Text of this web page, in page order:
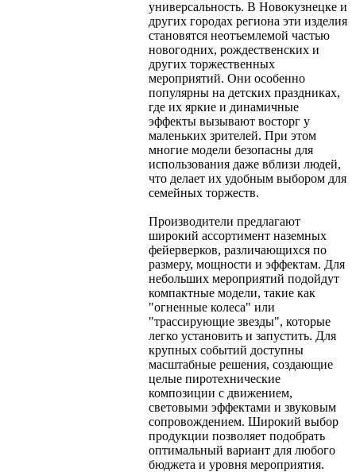
универсальность. В Новокузнецке и
других городах региона эти изделия
становятся неотъемлемой частью
новогодних, рождественских и
других торжественных
мероприятий. Они особенно
популярны на детских праздниках,
где их яркие и динамичные
эффекты вызывают восторг у
маленьких зрителей. При этом
многие модели безопасны для
использования даже вблизи людей,
что делает их удобным выбором для
семейных торжеств.
Производители предлагают
широкий ассортимент наземных
фейерверков, различающихся по
размеру, мощности и эффектам. Для
небольших мероприятий подойдут
компактные модели, такие как
"огненные колеса" или
"трассирующие звезды", которые
легко установить и запустить. Для
крупных событий доступны
масштабные решения, создающие
целые пиротехнические
композиции с движением,
световыми эффектами и звуковым
сопровождением. Широкий выбор
продукции позволяет подобрать
оптимальный вариант для любого
бюджета и уровня мероприятия.